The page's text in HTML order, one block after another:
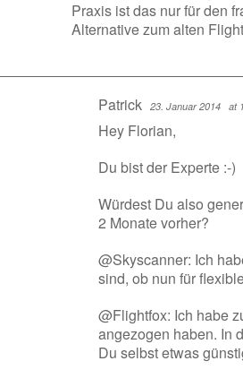
Praxis ist das nur für den
Alternative zum alten
Patrick 23. Januar 2014 at
Hey Florian,
Du bist der Experte :-)
Würdest Du also
2 Monate vorher?
@Skyscanner: Ich
sind, ob nun für
@Flightfox: Ich habe
angezogen haben. In
Du selbst etwas